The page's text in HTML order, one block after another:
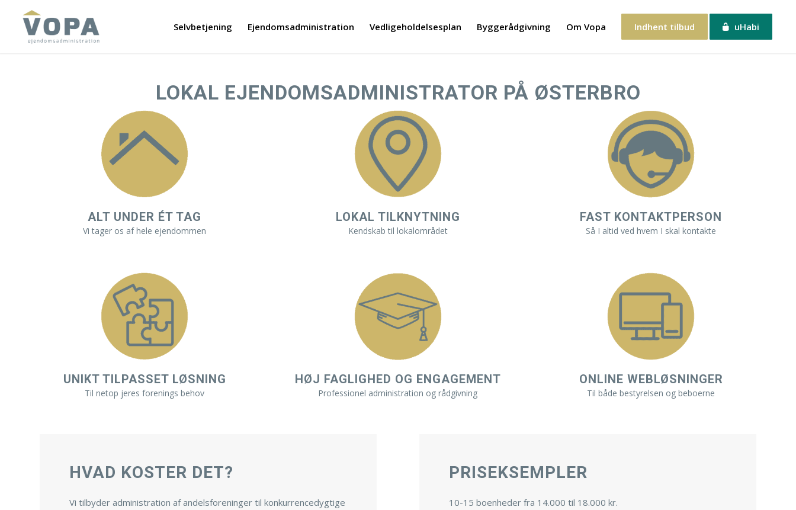
Selvbetjening Ejendomsadministration Vedligeholdelsesplan Byggerådgivning Om Vopa Indhent tilbud uHabi
LOKAL EJENDOMSADMINISTRATOR PÅ ØSTERBRO
ALT UNDER ÉT TAG
Vi tager os af hele ejendommen
LOKAL TILKNYTNING
Kendskab til lokalområdet
FAST KONTAKTPERSON
Så I altid ved hvem I skal kontakte
UNIKT TILPASSET LØSNING
Til netop jeres forenings behov
HØJ FAGLIGHED OG ENGAGEMENT
Professionel administration og rådgivning
ONLINE WEBLØSNINGER
Til både bestyrelsen og beboerne
HVAD KOSTER DET?
Vi tilbyder administration af andelsforeninger til konkurrencedygtige
PRISEKSEMPLER
10-15 boenheder fra 14.000 til 18.000 kr.